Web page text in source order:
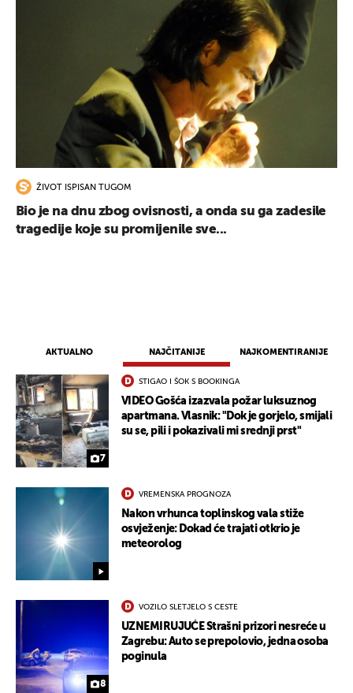
AKTUALNO NAJČITANIJE NAJKOMENTIRANIJE
7
STIGAO I ŠOK S BOOKINGA
VIDEO Gošća izazvala požar luksuznog
apartmana. Vlasnik: "Dok je gorjelo, smijali
su se, pili i pokazivali mi srednji prst"
VREMENSKA PROGNOZA
Nakon vrhunca toplinskog vala stiže
osvježenje: Dokad će trajati otkrio je
meteorolog
8
VOZILO SLETJELO S CESTE
UZNEMIRUJUĆE Strašni prizori nesreće u
Zagrebu: Auto se prepolovio, jedna osoba
poginula
ŽIVOT ISPISAN TUGOM
Bio je na dnu zbog ovisnosti, a onda su ga zadesile
tragedije koje su promijenile sve...
UKLJUČITE NOTIFIKACIJE